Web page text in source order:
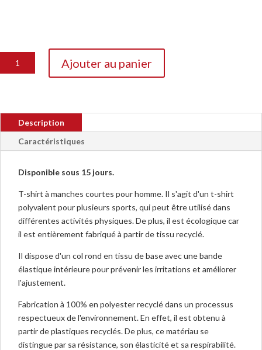
quantité
de
Olimpiada
103245
Ajouter au panier
Description
Caractéristiques
Disponible sous 15 jours.
T-shirt à manches courtes pour homme. Il s'agit d'un t-shirt
polyvalent pour plusieurs sports, qui peut être utilisé dans
différentes activités physiques. De plus, il est écologique car
il est entièrement fabriqué à partir de tissu recyclé.
Il dispose d'un col rond en tissu de base avec une bande
élastique intérieure pour prévenir les irritations et améliorer
l'ajustement.
Fabrication à 100% en polyester recyclé dans un processus
respectueux de l'environnement. En effet, il est obtenu à
partir de plastiques recyclés. De plus, ce matériau se
distingue par sa résistance, son élasticité et sa respirabilité.